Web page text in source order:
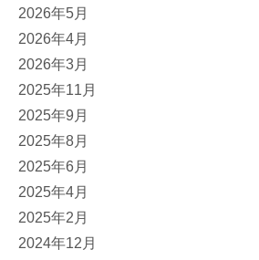
2026年5月
2026年4月
2026年3月
2025年11月
2025年9月
2025年8月
2025年6月
2025年4月
2025年2月
2024年12月